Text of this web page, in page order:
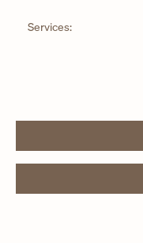
Services: